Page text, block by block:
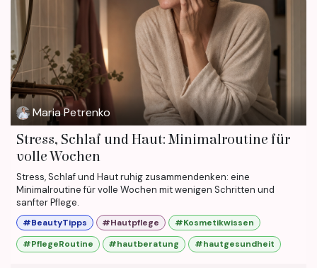
Maria Petrenko
Stress, Schlaf und Haut: Minimalroutine für
volle Wochen
Stress, Schlaf und Haut ruhig zusammendenken: eine
Minimalroutine für volle Wochen mit wenigen Schritten und
sanfter Pflege.
#BeautyTipps #Hautpflege
#Kosmetikwissen
#PflegeRoutine
#hautberatung #hautgesundheit